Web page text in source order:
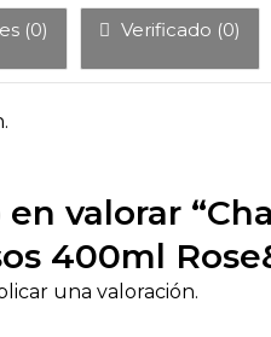
(0) Verificado (0)
valorar
400ml
una valoración.